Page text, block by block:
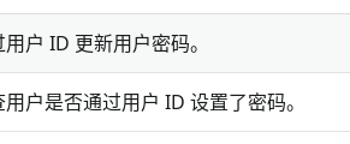
户 ID 更新用户密码。
户是否通过用户 ID 设置了密码。